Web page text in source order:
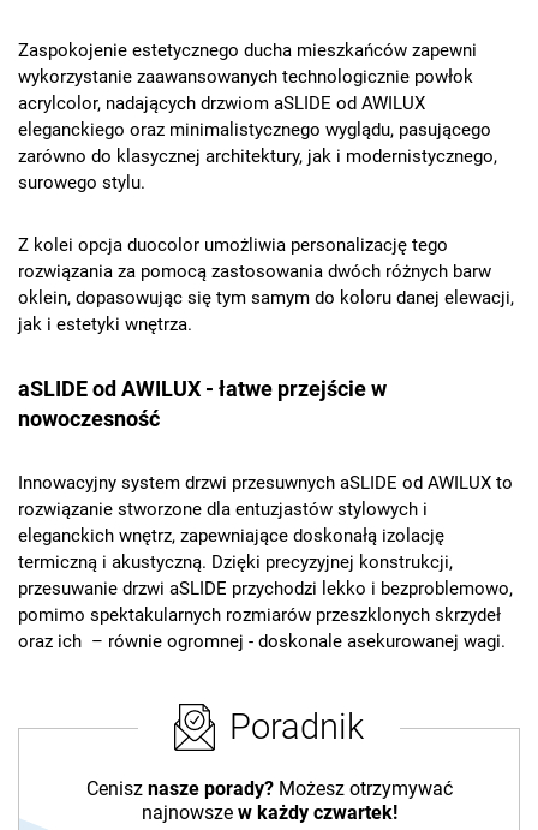
Zaspokojenie estetycznego ducha mieszkańców zapewni
wykorzystanie zaawansowanych technologicznie powłok
acrylcolor, nadających drzwiom aSLIDE od AWILUX
eleganckiego oraz minimalistycznego wyglądu, pasującego
zarówno do klasycznej architektury, jak i modernistycznego,
surowego stylu.
Z kolei opcja duocolor umożliwia personalizację tego
rozwiązania za pomocą zastosowania dwóch różnych barw
oklein, dopasowując się tym samym do koloru danej elewacji,
jak i estetyki wnętrza.
aSLIDE od AWILUX - łatwe przejście w
nowoczesność
Innowacyjny system drzwi przesuwnych aSLIDE od AWILUX to
rozwiązanie stworzone dla entuzjastów stylowych i
eleganckich wnętrz, zapewniające doskonałą izolację
termiczną i akustyczną. Dzięki precyzyjnej konstrukcji,
przesuwanie drzwi aSLIDE przychodzi lekko i bezproblemowo,
pomimo spektakularnych rozmiarów przeszklonych skrzydeł
oraz ich – równie ogromnej - doskonale asekurowanej wagi.
Poradnik
Cenisz nasze porady?Możesz otrzymywać
najnowsze w każdy czwartek!